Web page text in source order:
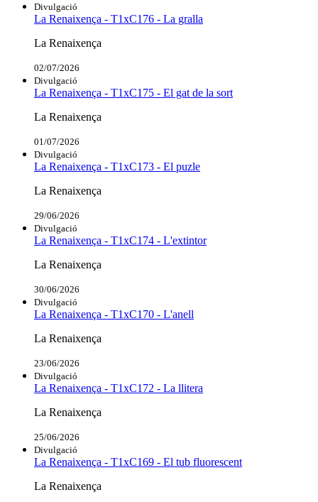
Divulgació
La Renaixença - T1xC176 - La gralla
La Renaixença
02/07/2026
Divulgació
La Renaixença - T1xC175 - El gat de la sort
La Renaixença
01/07/2026
Divulgació
La Renaixença - T1xC173 - El puzle
La Renaixença
29/06/2026
Divulgació
La Renaixença - T1xC174 - L'extintor
La Renaixença
30/06/2026
Divulgació
La Renaixença - T1xC170 - L'anell
La Renaixença
23/06/2026
Divulgació
La Renaixença - T1xC172 - La llitera
La Renaixença
25/06/2026
Divulgació
La Renaixença - T1xC169 - El tub fluorescent
La Renaixença